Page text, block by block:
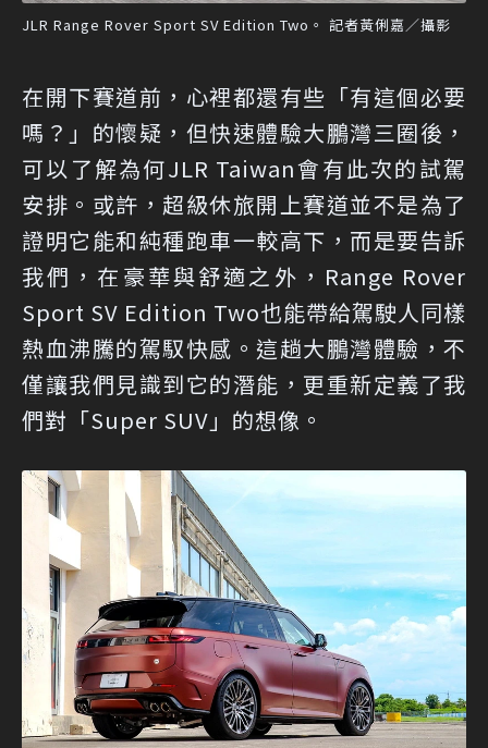
JLR Range Rover Sport SV Edition Two。 記者黃俐嘉／攝影
在開下賽道前，心裡都還有些「有這個必要
嗎？」的懷疑，但快速體驗大鵬灣三圈後，
可以了解為何JLR Taiwan會有此次的試駕
安排。或許，超級休旅開上賽道並不是為了
證明它能和純種跑車一較高下，而是要告訴
我們，在豪華與舒適之外，Range Rover
Sport SV Edition Two也能帶給駕駛人同樣
熱血沸騰的駕馭快感。這趟大鵬灣體驗，不
僅讓我們見識到它的潛能，更重新定義了我
們對「Super SUV」的想像。